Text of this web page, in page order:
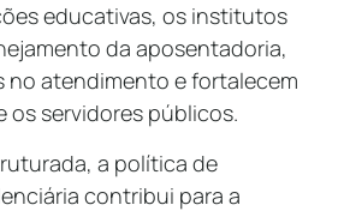
educativas, os institutos
da aposentadoria,
no atendimento e fortalecem
os servidores públicos.
a política de
contribui para a